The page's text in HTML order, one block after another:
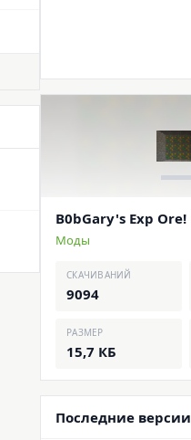
B0bGary's Exp Ore!
Моды
СКАЧИВАНИЙ
9094
РАЗМЕР
15,7 КБ
Последние версии